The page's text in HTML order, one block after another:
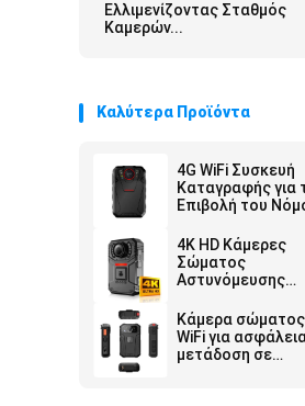
Ελλιμενίζοντας Σταθμός
Καμερών...
Καλύτερα Προϊόντα
4G WiFi Συσκευή
Καταγραφής για
Επιβολή του
4K HD Κάμερες
Σώματος
Αστυνόμευσης
Μπαταρία 2500
και Οθόνη 2
Κάμερα σώματος
WiFi για
μετάδοση σε